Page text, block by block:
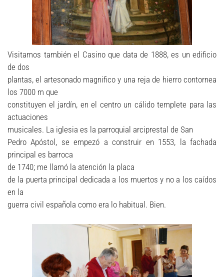
Visitamos también el Casino que data de 1888, es un edificio
de dos
plantas, el artesonado magnifico y una reja de hierro contornea
los 7000 m que
constituyen el jardín, en el centro un cálido templete para las
actuaciones
musicales. La iglesia es la parroquial arciprestal de San
Pedro Apóstol, se empezó a construir en 1553, la fachada
principal es barroca
de 1740; me llamó la atención la placa
de la puerta principal dedicada a los muertos y no a los caídos
en la
guerra civil española como era lo habitual. Bien.